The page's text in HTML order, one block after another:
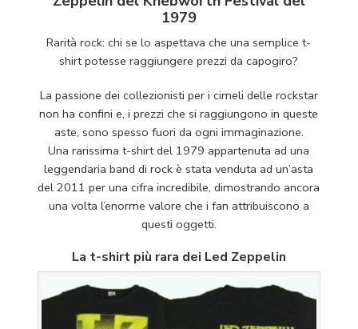
1979
Rarità rock: chi se lo aspettava che una semplice t-
shirt potesse raggiungere prezzi da capogiro?
La passione dei collezionisti per i cimeli delle rockstar
non ha confini e, i prezzi che si raggiungono in queste
aste, sono spesso fuori da ogni immaginazione.
Una rarissima t-shirt del 1979 appartenuta ad una
leggendaria band di rock è stata venduta ad un’asta
del 2011 per una cifra incredibile, dimostrando ancora
una volta l’enorme valore che i fan attribuiscono a
questi oggetti.
La t-shirt più rara dei Led Zeppelin